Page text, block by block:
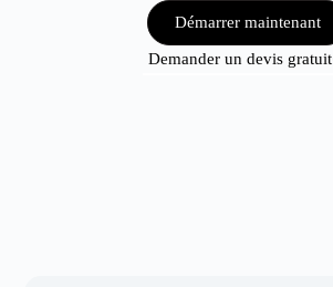
Démarrer maintenant
Demander un devis gratuit